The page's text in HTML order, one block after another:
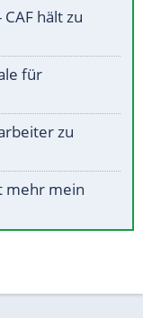
hält zu
für
zu
mehr mein